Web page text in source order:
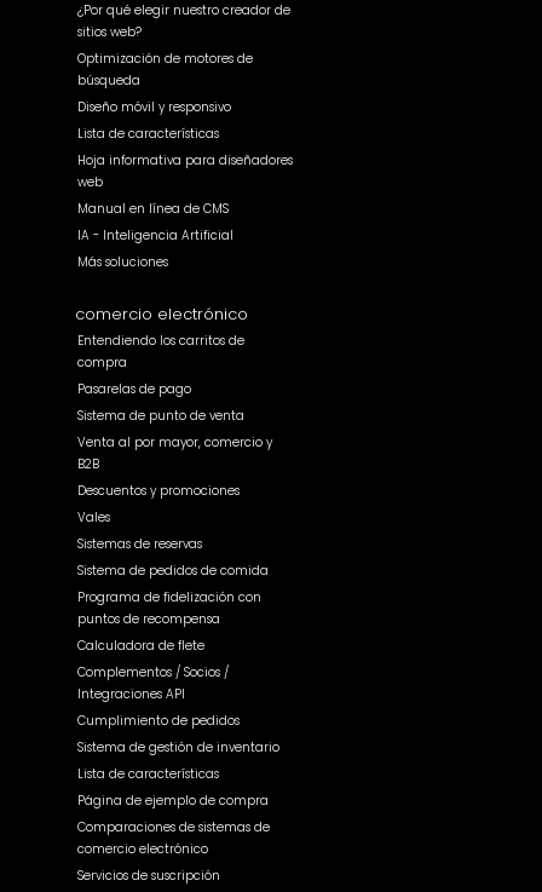
¿Por qué elegir nuestro creador de
sitios web?
Optimización de motores de
búsqueda
Diseño móvil y responsivo
Lista de características
Hoja informativa para diseñadores
web
Manual en línea de CMS
IA - Inteligencia Artificial
Más soluciones
comercio electrónico
Entendiendo los carritos de
compra
Pasarelas de pago
Sistema de punto de venta
Venta al por mayor, comercio y
B2B
Descuentos y promociones
Vales
Sistemas de reservas
Sistema de pedidos de comida
Programa de fidelización con
puntos de recompensa
Calculadora de flete
Complementos / Socios /
Integraciones API
Cumplimiento de pedidos
Sistema de gestión de inventario
Lista de características
Página de ejemplo de compra
Comparaciones de sistemas de
comercio electrónico
Servicios de suscripción